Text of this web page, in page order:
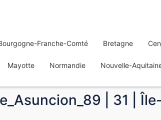
Franche-Comté Bretagne
Mayotte Normandie Nouvelle-
| 31 |